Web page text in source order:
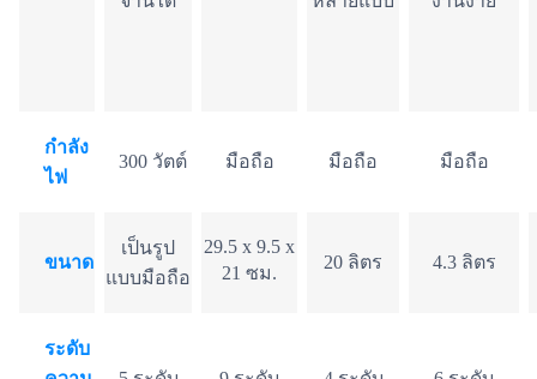
กำลัง
ไฟ
300 วัตต์ มือถือ มือถือ มือถือ
ขนาด
เป็นรูป
แบบมือถือ
29.5 x 9.5 x
21 ซม.
20 ลิตร 4.3 ลิตร
ระดับ